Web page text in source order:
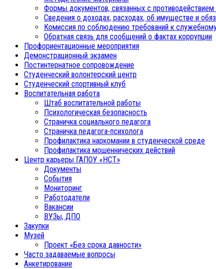
Формы документов, связанных с противодействием
Сведения о доходах, расходах, об имуществе и
Комиссия по соблюдению требований к
Обратная связь для сообщений о фактах коррупции
Профориентационные мероприятия
Демонстрационный экзамен
Постинтернатное сопровождение
Студенческий волонтерский центр
Студенческий спортивный клуб
Воспитательная работа
Штаб воспитательной работы
Психологическая безопасность
Страничка социального педагога
Страничка педагога-психолога
Профилактика наркомании в студенческой среде
Профилактика мошеннических действий
Центр карьеры ГАПОУ «НСТ»
Документы
События
Мониторинг
Работодатели
Вакансии
ВУЗы, ДПО
Закупки
Музей
Проект «Без срока давности»
Часто задаваемые вопросы
Анкетирование